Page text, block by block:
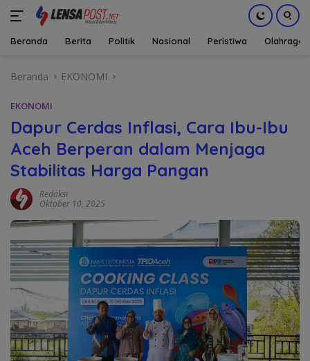
Beranda Berita Politik Nasional Peristiwa Olahraga
Beranda EKONOMI
EKONOMI
Dapur Cerdas Inflasi, Cara Ibu-Ibu
Aceh Berperan dalam Menjaga
Stabilitas Harga Pangan
Redaksi
Oktober 10, 2025